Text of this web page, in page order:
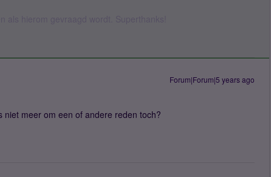
Forum|Forum|5 years ago
niet meer om een of andere reden toch?